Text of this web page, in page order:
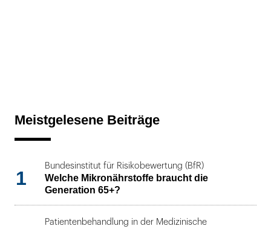
Meistgelesene Beiträge
1
Bundesinstitut für Risikobewertung (BfR)
Welche Mikronährstoffe braucht die
Generation 65+?
Patientenbehandlung in der Medizinische